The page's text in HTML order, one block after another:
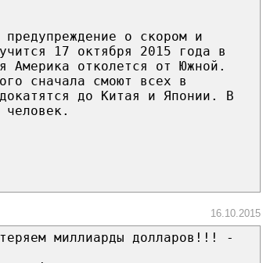
о скором и
17 октября 2015 года в
Америка отколется от Южной.
сначала смоют всех в
до Китая и Японии. В
человек.
16.10.2015
миллиарды долларов!!! -